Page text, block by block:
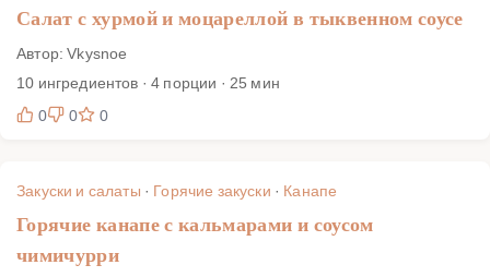
Салат с хурмой и моцареллой в тыквенном соусе
Автор: Vkysnoe
10 ингредиентов · 4 порции · 25 мин
0
0 0
Закуски и салаты · Горячие закуски · Канапе
Горячие канапе с кальмарами и соусом
чимичурри